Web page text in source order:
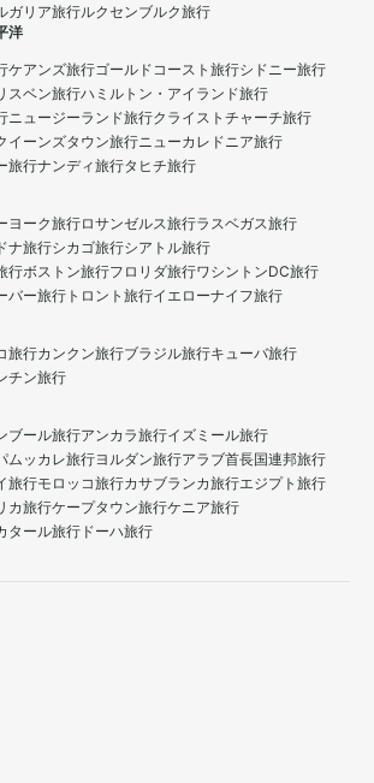
ガリア旅行ルクセンブルク旅行
洋
ケアンズ旅行ゴールドコースト旅行シドニー旅行
スベン旅行ハミルトン・アイランド旅行
ニュージーランド旅行クライストチャーチ旅行
イーンズタウン旅行ニューカレドニア旅行
旅行ナンディ旅行タヒチ旅行
ヨーク旅行ロサンゼルス旅行ラスベガス旅行
ナ旅行シカゴ旅行シアトル旅行
行ボストン旅行フロリダ旅行ワシントンDC旅行
バー旅行 トロント旅行イエローナイフ旅行
旅行カンクン旅行ブラジル旅行キューバ旅行
チン旅行
ブール旅行アンカラ旅行イズミール旅行
ムッカレ旅行ヨルダン旅行アラブ首長国連邦旅行
旅行モロッコ旅行カサブランカ旅行エジプト旅行
カ旅行ケープタウン旅行ケニア旅行
タール旅行 ドーハ旅行